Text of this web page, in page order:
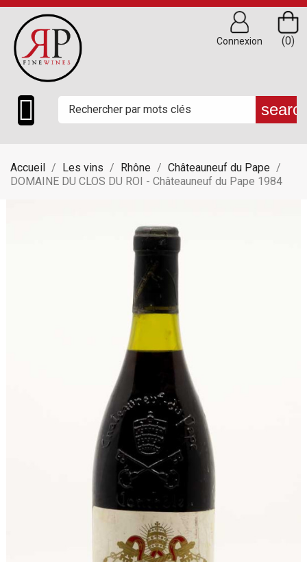

(0)
Connexion
Accueil Les vins Rhône
Châteauneuf du Pape
DOMAINE DU CLOS DU ROI - Châteauneuf du Pape 1984